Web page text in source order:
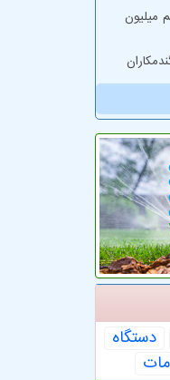
و پنج دهم میلیون
دستگاه